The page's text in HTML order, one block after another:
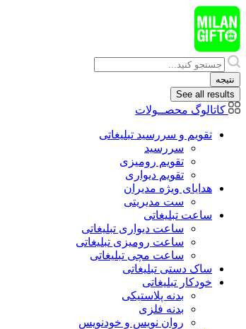
پرش
به
محتوا
Search
...
نتیجه
See all results
کاتالوگ محصــولات
تقویم و سررسید تبلیغاتی
سررسید
تقویم رومیزی
تقویم دیواری
هدایای ويژه مدیران
ست مدیریتی
ساعت تبلیغاتی
ساعت دیواری تبلیغاتی
ساعت رومیزی تبلیغاتی
ساعت مچی تبلیغاتی
ساک دستی تبلیغاتی
خودکار تبلیغاتی
بدنه پلاستیکی
بدنه فلزی
روان نویس و خودنویس